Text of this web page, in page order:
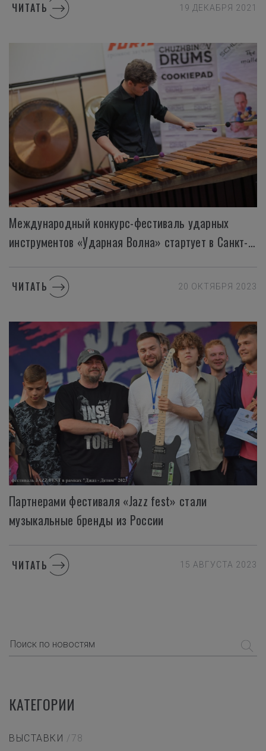
ЧИТАТЬ 19 ДЕКАБРЯ 2021
Международный конкурс-фестиваль ударных
инструментов «Ударная Волна» стартует в Санкт-Петербурге с 26 ноября
ЧИТАТЬ 20 ОКТЯБРЯ 2023
Партнерами фестиваля «Jazz fest» стали
музыкальные бренды из России
ЧИТАТЬ 15 АВГУСТА 2023
КАТЕГОРИИ
ВЫСТАВКИ /78